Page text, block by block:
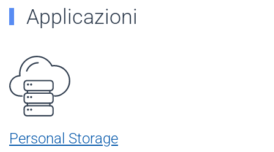
Applicazioni
Personal Storage